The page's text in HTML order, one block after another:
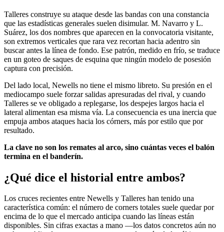
Talleres construye su ataque desde las bandas con una constancia
que las estadísticas generales suelen disimular. M. Navarro y L.
Suárez, los dos nombres que aparecen en la convocatoria visitante,
son extremos verticales que rara vez recortan hacia adentro sin
buscar antes la línea de fondo. Ese patrón, medido en frío, se traduce
en un goteo de saques de esquina que ningún modelo de posesión
captura con precisión.
Del lado local, Newells no tiene el mismo libreto. Su presión en el
mediocampo suele forzar salidas apresuradas del rival, y cuando
Talleres se ve obligado a replegarse, los despejes largos hacia el
lateral alimentan esa misma vía. La consecuencia es una inercia que
empuja ambos ataques hacia los córners, más por estilo que por
resultado.
La clave no son los remates al arco, sino cuántas veces el balón
termina en el banderín.
¿Qué dice el historial entre ambos?
Los cruces recientes entre Newells y Talleres han tenido una
característica común: el número de corners totales suele quedar por
encima de lo que el mercado anticipa cuando las líneas están
disponibles. Sin cifras exactas a mano —los datos concretos aún no